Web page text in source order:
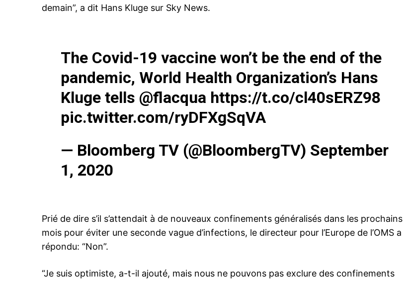
demain”, a dit Hans Kluge sur Sky News.
The Covid-19 vaccine won’t be the end of the
pandemic, World Health Organization’s Hans
Kluge tells @flacqua https://t.co/cl40sERZ98
pic.twitter.com/ryDFXgSqVA
— Bloomberg TV (@BloombergTV) September
1, 2020
Prié de dire s’il s’attendait à de nouveaux confinements généralisés dans les prochains
mois pour éviter une seconde vague d’infections, le directeur pour l’Europe de l’OMS a
répondu: “Non”.
“Je suis optimiste, a-t-il ajouté, mais nous ne pouvons pas exclure des confinements